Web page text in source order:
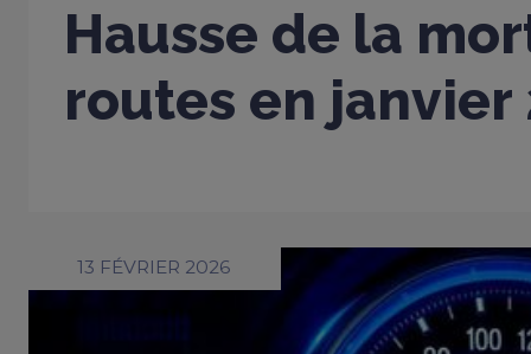
Hausse de la
routes en janvier
13 FÉVRIER 2026